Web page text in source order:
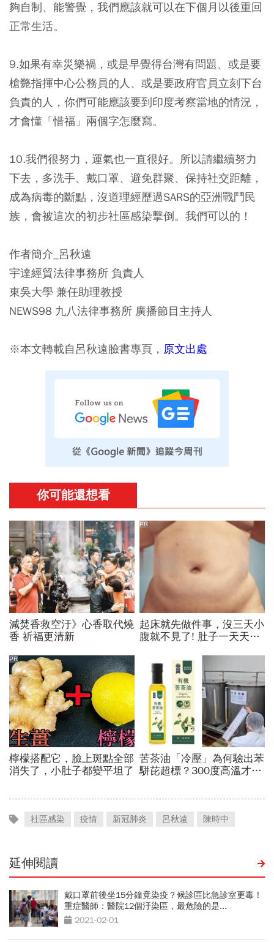
夠自制、能警覺，我們應該就可以在下個月以後重回
正常生活。
9.如果有幸災樂禍，或是早覺得台灣有問題、或是要
槍斃指揮中心公務員的人、或是要政府官員立刻下台
負責的人，你們可能應該要到印度考察當地的情況，
才會懂「惜福」兩個字怎麼寫。
10.我們很努力，運氣也一直很好。所以請繼續努力
下去，多洗手、戴口罩、避免群聚、保持社交距離，
成為病毒的斷點，沒道理經歷過SARS的亞洲戰鬥民
族，會被這次的初步社區感染擊倒。我們可以的！
作者簡介_呂秋遠
宇達經貿法律事務所 負責人
東吳大學 兼任助理教授
NEWS98 九八法律事務所 廣播節目主持人
※本文轉載自呂秋遠臉書專頁， 原文出處
社區感染 疫情 新冠肺炎 呂秋遠 陳時中
延伸閱讀
戴口罩前後坐15分鐘竟染疫？候診區比急診室更毒！
重症醫師：醫院12個汙染區，最危險的是...
2021-02-01